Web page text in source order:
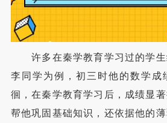
许多在秦学教育学习过的学生
李同学为例，初三时他的数学成
徊，在秦学教育学习后，成绩显
帮他巩固基础知识，还依据他的